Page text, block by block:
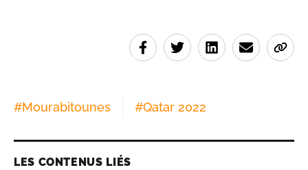
#Mourabitounes #Qatar 2022
LES CONTENUS LIÉS